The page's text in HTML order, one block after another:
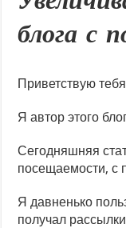
блога с
Приветствую
Я автор этого
Сегодняшняя
посещаемости, с
Я давненько
получал